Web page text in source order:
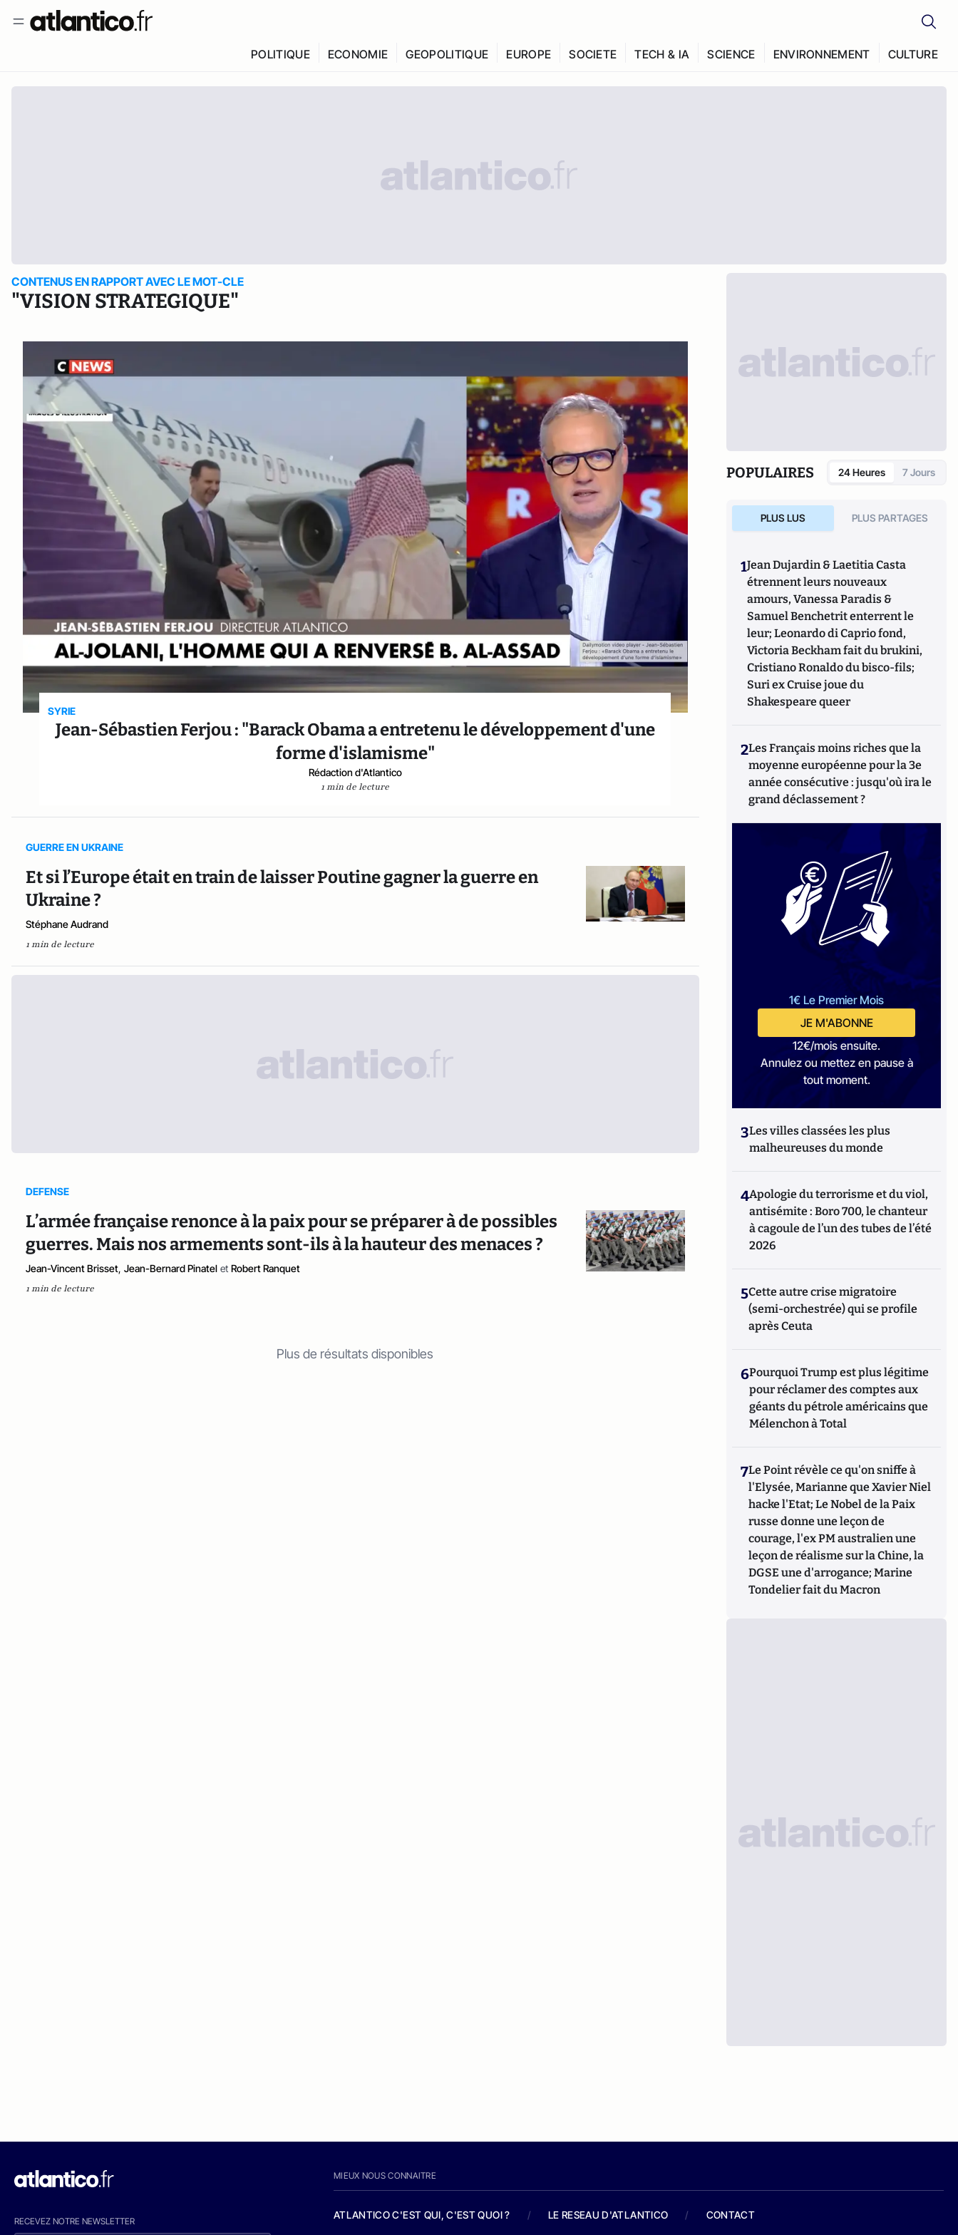
POLITIQUE ECONOMIE GEOPOLITIQUE EUROPE SOCIETE TECH & IA SCIENCE ENVIRONNEMENT CULTURE
CONTENUS EN RAPPORT AVEC LE MOT-CLE
"VISION STRATEGIQUE"
SYRIE
Jean-Sébastien Ferjou : "Barack Obama a entretenu le développement d'une
forme d'islamisme"
Rédaction d'Atlantico
1 min de lecture
GUERRE EN UKRAINE
Et si l’Europe était en train de laisser Poutine gagner la guerre en
Ukraine ?
Stéphane Audrand
1 min de lecture
DEFENSE
L’armée française renonce à la paix pour se préparer à de possibles
guerres. Mais nos armements sont-ils à la hauteur des menaces ?
Jean-Vincent Brisset, Jean-Bernard Pinatel et Robert Ranquet
1 min de lecture
Plus de résultats disponibles
POPULAIRES 24 Heures 7 Jours
PLUS LUS PLUS PARTAGES
1Jean Dujardin & Laetitia Casta
étrennent leurs nouveaux
amours, Vanessa Paradis &
Samuel Benchetrit enterrent le
leur; Leonardo di Caprio fond,
Victoria Beckham fait du brukini,
Cristiano Ronaldo du bisco-fils;
Suri ex Cruise joue du
Shakespeare queer
2Les Français moins riches que la
moyenne européenne pour la 3e
année consécutive : jusqu'où ira le
grand déclassement ?
1€ Le Premier Mois
JE M'ABONNE
12€/mois ensuite.
Annulez ou mettez en pause à
tout moment.
3Les villes classées les plus
malheureuses du monde
4Apologie du terrorisme et du viol,
antisémite : Boro 700, le chanteur
à cagoule de l’un des tubes de l’été
2026
5Cette autre crise migratoire
(semi-orchestrée) qui se profile
après Ceuta
6Pourquoi Trump est plus légitime
pour réclamer des comptes aux
géants du pétrole américains que
Mélenchon à Total
7Le Point révèle ce qu'on sniffe à
l'Elysée, Marianne que Xavier Niel
hacke l'Etat; Le Nobel de la Paix
russe donne une leçon de
courage, l'ex PM australien une
leçon de réalisme sur la Chine, la
DGSE une d'arrogance; Marine
Tondelier fait du Macron
RECEVEZ NOTRE NEWSLETTER
MIEUX NOUS CONNAITRE
ATLANTICO C'EST QUI, C'EST QUOI ? / LE RESEAU D'ATLANTICO / CONTACT